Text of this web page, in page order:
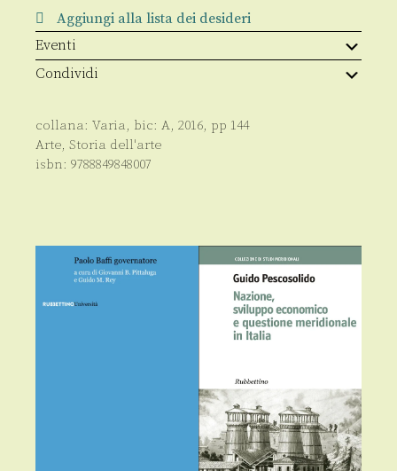
contemporanea
quantità
Aggiungi alla lista dei desideri
Eventi
Condividi
collana: Varia, bic: A, 2016, pp 144
Arte, Storia dell'arte
isbn: 9788849848007